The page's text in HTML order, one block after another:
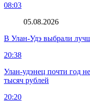
08:03
05.08.2026
В Улан-Удэ выбрали
20:38
Улан-удэнец почти год
тысяч рублей
20:20